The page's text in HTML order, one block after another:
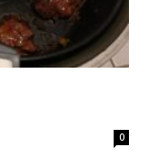
0